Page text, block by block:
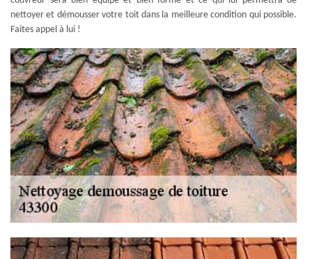
nettoyer et démousser votre toit dans la meilleure condition qui possible.
Faites appel à lui !